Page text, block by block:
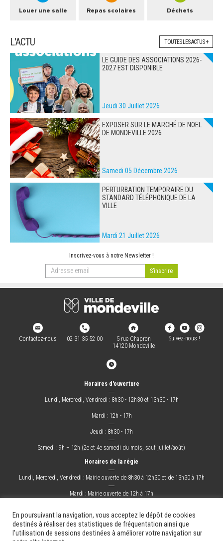
Louer une salle Repas scolaires Déchets
L'ACTU TOUTES LES ACTUS +
LE GUIDE DES ASSOCIATIONS 2026-
2027 EST DISPONIBLE
Jeudi 30 Juillet 2026
EXPOSER SUR LE MARCHÉ DE NOËL
DE MONDEVILLE 2026
Samedi 05 Décembre 2026
PERTURBATION TEMPORAIRE DU
STANDARD TÉLÉPHONIQUE DE LA
VILLE
Mardi 21 Juillet 2026
Inscrivez-vous à notre Newsletter !
Contactez-nous 02 31 35 52 00
5 rue Chapron
14120 Mondeville
Suivez-nous !
Horaires d'ouverture
―
Lundi, Mercredi, Vendredi : 8h30 - 12h30 et 13h30 - 17h
―
Mardi : 12h - 17h
―
Jeudi : 8h30 - 17h
―
Samedi : 9h – 12h (2e et 4e samedi du mois, sauf juillet/août)
Horaires de la régie
―
Lundi, Mercredi, Vendredi : Mairie ouverte de 8h30 à 12h30 et de 13h30 à 17h
―
Mardi : Mairie ouverte de 12h à 17h
La Ville Mes démarches Grandir ! Sortir ! Changer ! Les docs.
En poursuivant la navigation, vous acceptez le dépôt de cookies
destinés à réaliser des statistiques de fréquentation ainsi que
l'utilisation de sessions destinées à améliorer votre navigation sur